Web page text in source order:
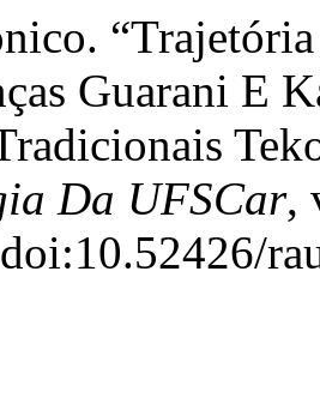
Guarani E
Da UFSCar,